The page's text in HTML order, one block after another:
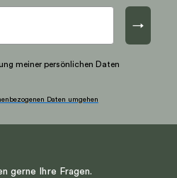
→
meiner persönlichen Daten
Daten umgehen
gerne Ihre Fragen.